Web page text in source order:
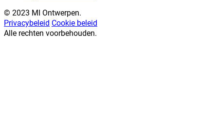
© 2023 MI Ontwerpen.
Privacybeleid Cookie beleid
Alle rechten voorbehouden.